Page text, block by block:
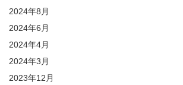
2024年8月
2024年6月
2024年4月
2024年3月
2023年12月